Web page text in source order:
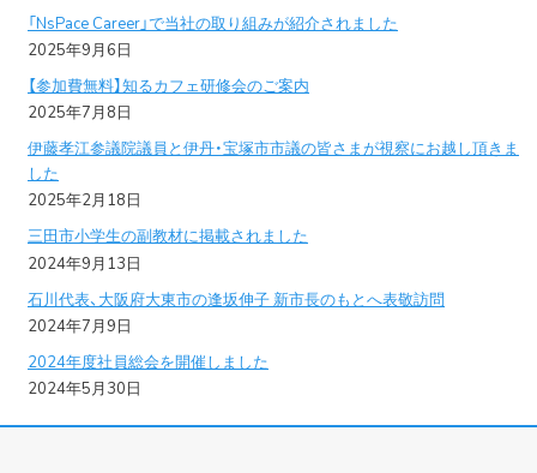
「NsPace Career」で当社の取り組みが紹介されました
2025年9月6日
【参加費無料】知るカフェ研修会のご案内
2025年7月8日
伊藤孝江参議院議員と伊丹・宝塚市市議の皆さまが視察にお越し頂きま
した
2025年2月18日
三田市小学生の副教材に掲載されました
2024年9月13日
石川代表、大阪府大東市の逢坂伸子 新市長のもとへ表敬訪問
2024年7月9日
2024年度社員総会を開催しました
2024年5月30日